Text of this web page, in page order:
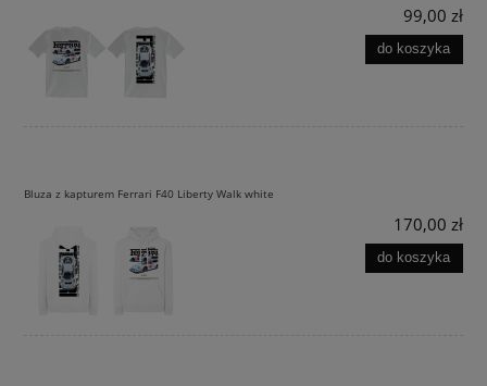
99,00 zł
do koszyka
Bluza z kapturem Ferrari F40 Liberty Walk white
170,00 zł
do koszyka